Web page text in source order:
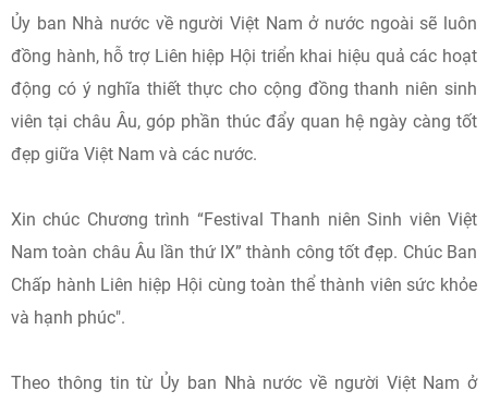
Ủy ban Nhà nước về người Việt Nam ở nước ngoài sẽ luôn
đồng hành, hỗ trợ Liên hiệp Hội triển khai hiệu quả các hoạt
động có ý nghĩa thiết thực cho cộng đồng thanh niên sinh
viên tại châu Âu, góp phần thúc đẩy quan hệ ngày càng tốt
đẹp giữa Việt Nam và các nước.
Xin chúc Chương trình “Festival Thanh niên Sinh viên Việt
Nam toàn châu Âu lần thứ IX” thành công tốt đẹp. Chúc Ban
Chấp hành Liên hiệp Hội cùng toàn thể thành viên sức khỏe
và hạnh phúc".
Theo thông tin từ Ủy ban Nhà nước về người Việt Nam ở